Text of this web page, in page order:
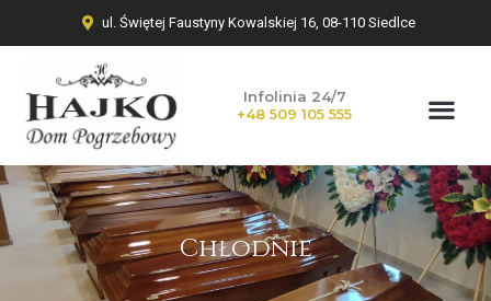
ul. Świętej Faustyny Kowalskiej 16, 08-110 Siedlce
Infolinia 24/7
+48 509 105 555
Chłodnie